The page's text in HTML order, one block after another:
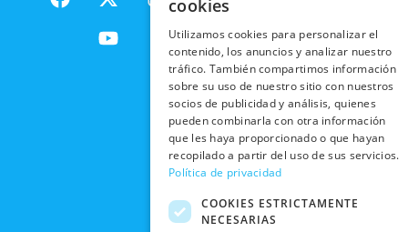
a
-
t
w
m
o
u
t
RESPONSABILIDAD
SOCIAL
TRABAJA
CON
NOSOTROS
NUESTRAS
TIENDAS
FRIDAY
INTERNACIONALES
RECOGIDA
EN TIENDA
DEVOLUCIONES
Y CAMBIOS
CANCELAR
PRIVACIDAD
EN RRSS
POLÍTICA DE
PRIVACIDAD
CONDICIONES
DE COMPRA
cookies
Utilizamos cookies para personalizar el
contenido, los anuncios y analizar nuestro
tráfico. También compartimos información
sobre su uso de nuestro sitio con nuestros
socios de publicidad y análisis, quienes
pueden combinarla con otra información
que les haya proporcionado o que hayan
recopilado a partir del uso de sus servicios.
Política de privacidad
COOKIES ESTRICTAMENTE
NECESARIAS